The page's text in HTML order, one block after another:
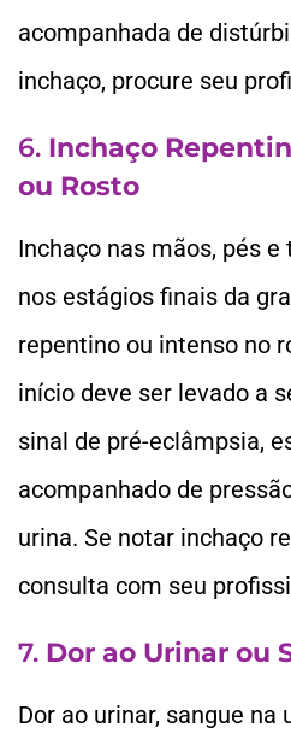
acompanhada de
inchaço, procure seu
6. Inchaço
ou Rosto
Inchaço nas mãos, pés
nos estágios finais da
repentino ou intenso no
início deve ser levado a
sinal de pré-eclâmpsia,
acompanhado de
urina. Se notar inchaço
consulta com seu
7. Dor ao Urinar ou
Dor ao urinar, sangue na